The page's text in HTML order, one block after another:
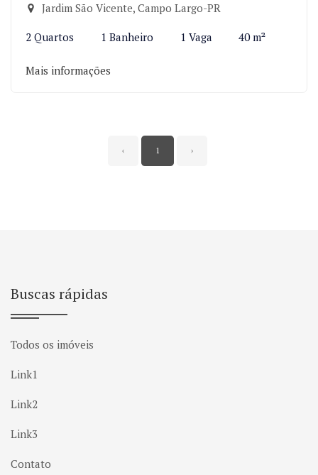
Jardim São Vicente, Campo Largo-PR
2 Quartos 1 Banheiro 1 Vaga 40 m²
Mais informações
‹ 1 ›
Buscas rápidas
Todos os imóveis
Link1
Link2
Link3
Contato